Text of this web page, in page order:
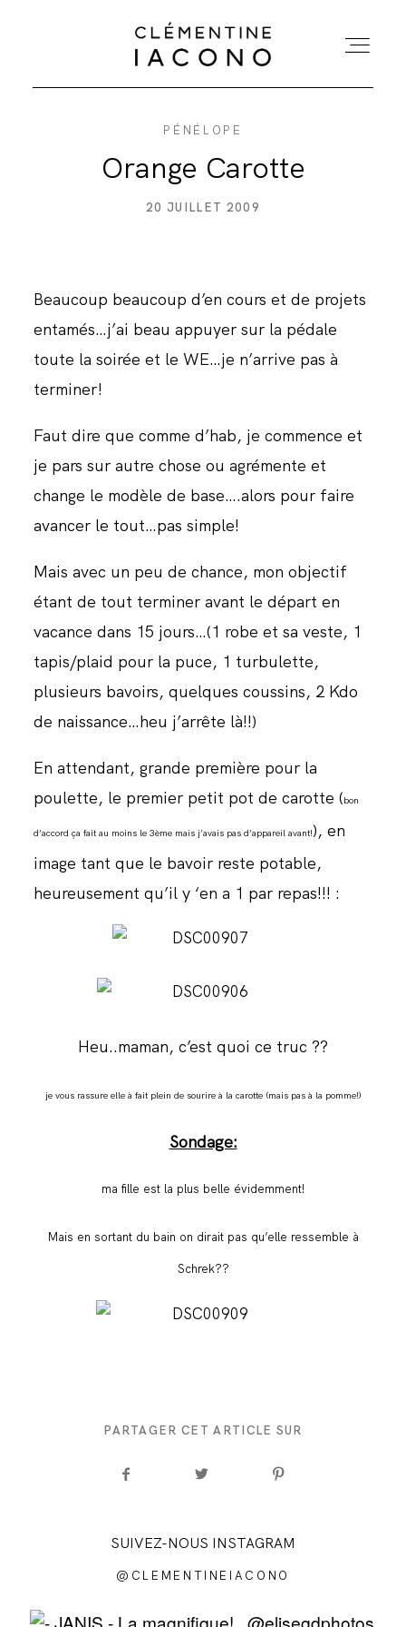
ACCUEIL
A PROPOS
MARIÉES
PÉNÉLOPE
Orange Carotte
20 JUILLET 2009
Beaucoup beaucoup d’en cours et de projets
entamés…j’ai beau appuyer sur la pédale
toute la soirée et le WE…je n’arrive pas à
terminer!
Faut dire que comme d’hab, je commence et
je pars sur autre chose ou agrémente et
change le modèle de base….alors pour faire
avancer le tout…pas simple!
Mais avec un peu de chance, mon objectif
étant de tout terminer avant le départ en
vacance dans 15 jours…(1 robe et sa veste, 1
tapis/plaid pour la puce, 1 turbulette,
plusieurs bavoirs, quelques coussins, 2 Kdo
de naissance…heu j’arrête là!!)
En attendant, grande première pour la
poulette, le premier petit pot de carotte (bon
d’accord ça fait au moins le 3ème mais j’avais pas d’appareil avant!), en
image tant que le bavoir reste potable,
heureusement qu’il y ‘en a 1 par repas!!! :
Heu..maman, c’est quoi ce truc ??
je vous rassure elle à fait plein de sourire à la carotte (mais pas à la pomme!)
Sondage:
ma fille est la plus belle évidemment!
Mais en sortant du bain on dirait pas qu’elle ressemble à
Schrek??
PARTAGER CET ARTICLE SUR
SUIVEZ-NOUS INSTAGRAM
@CLEMENTINEIACONO